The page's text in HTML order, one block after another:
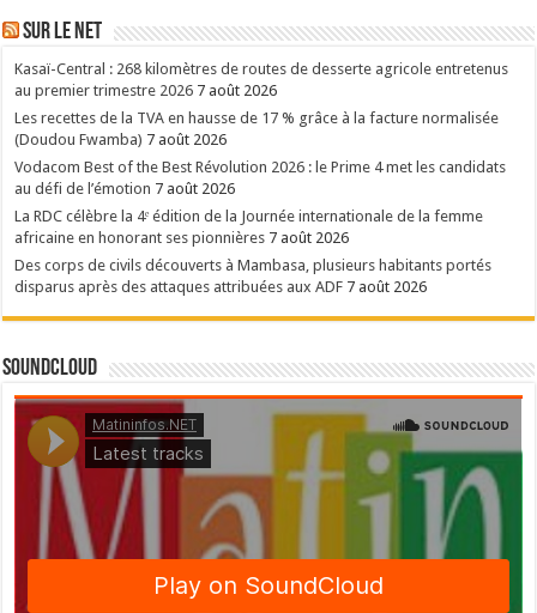
Sur le NET
Kasaï-Central : 268 kilomètres de routes de desserte agricole entretenus
au premier trimestre 2026 7 août 2026
Les recettes de la TVA en hausse de 17 % grâce à la facture normalisée
(Doudou Fwamba) 7 août 2026
Vodacom Best of the Best Révolution 2026 : le Prime 4 met les candidats
au défi de l’émotion 7 août 2026
La RDC célèbre la 4ᵉ édition de la Journée internationale de la femme
africaine en honorant ses pionnières 7 août 2026
Des corps de civils découverts à Mambasa, plusieurs habitants portés
disparus après des attaques attribuées aux ADF 7 août 2026
SoundCloud